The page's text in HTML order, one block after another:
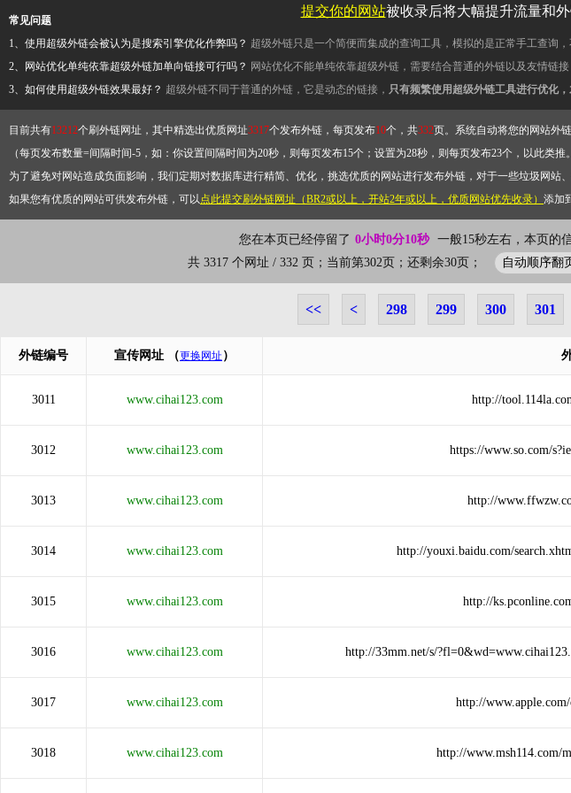
常见问题
1、使用超级外链会被认为是搜索引擎优化作弊吗？ 超级外链只是一个简便而集成的查询工具，模拟的是正常手工查询
2、网站优化单纯依靠超级外链加单向链接可行吗？ 网站优化不能单纯依靠超级外链，需要结合普通的外链以及友情链
3、如何使用超级外链效果最好？ 超级外链不同于普通的外链，它是动态的链接， 只有频繁使用超级外链工具进行优化
目前共有13212个刷外链网址，其中精选出优质网址3317个发布外链，每页发布10个，共332页。系统自动将您的网站外
（每页发布数量=间隔时间-5，如：你设置间隔时间为20秒，则每页发布15个；设置为28秒，则每页发布23个，以此类推
为了避免对网站造成负面影响，我们定期对数据库进行精简、优化，挑选优质的网站进行发布外链，对于一些垃圾网站
如果您有优质的网站可供发布外链，可以点此提交刷外链网址（BR2或以上，开站2年或以上，优质网站优先收录） 添加
您在本页已经停留了 0小时0分10秒 一般15秒左右，本页的
共 3317 个网址 / 332 页；当前第302页；还剩余30页；
自动顺序翻
<< < 298 299 300 301
外链编号 宣传网址 （更换网址 ）
3011 www.cihai123.com http://
3012 www.cihai123.com https://www.so.com/
3013 www.cihai123.com http://
3014 www.cihai123.com http://youxi.baidu.com/
3015 www.cihai123.com http://
3016 www.cihai123.com http://33mm.net/s/
3017 www.cihai123.com http://
3018 www.cihai123.com http://www.msh114.com/
提交你的网站被收录后将大幅提升流量和外